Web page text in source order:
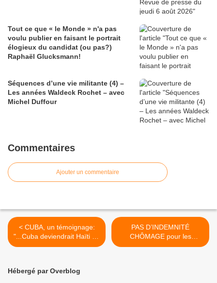
Tout ce que « le Monde » n'a pas
voulu publier en faisant le portrait
élogieux du candidat (ou pas?)
Raphaël Glucksmann!
Séquences d’une vie militante (4) –
Les années Waldeck Rochet – avec
Michel Duffour
Commentaires
Ajouter un commentaire
< CUBA, un témoignage:
"...Cuba deviendrait Haïti en
quelques semaines ou
PAS D’INDEMNITÉ
CHÔMAGE pour les
salariés sans passe
Hébergé par Overblog